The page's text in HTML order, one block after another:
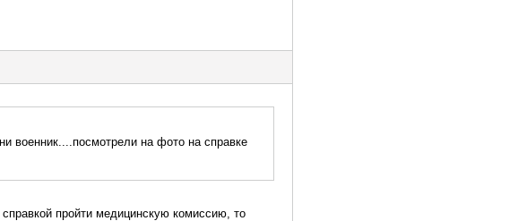
военник....посмотрели на фото на справке
пройти медицинскую комиссию, то